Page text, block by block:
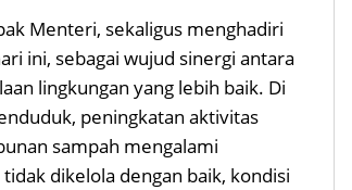
Menteri, sekaligus menghadiri
ini, sebagai wujud sinergi antara
lingkungan yang lebih baik. Di
peningkatan aktivitas
sampah mengalami
dikelola dengan baik, kondisi